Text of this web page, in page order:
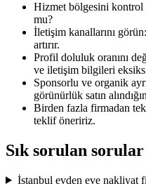
Hizmet bölgesini
mu?
İletişim kanallarını
artırır.
Profil doluluk oranını
ve iletişim bilgileri
Sponsorlu ve organik
görünürlük satın
Birden fazla firmadan
teklif öneririz.
Sık sorulan sorular
İstanbul evden eve nakliyat